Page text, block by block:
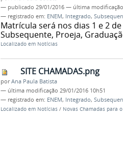
— publicado 29/01/2016 — última modificação
— registrado em: ENEM, Integrado,
Matrícula será nos dias 1 e 2
Subsequente, Proeja,
Localizado em Notícias
SITE CHAMADAS.png
porAna Paula Batista
— última modificação 29/01/2016 10h51
— registrado em: ENEM, Integrado,
Localizado em Notícias / Novas Chamadas para